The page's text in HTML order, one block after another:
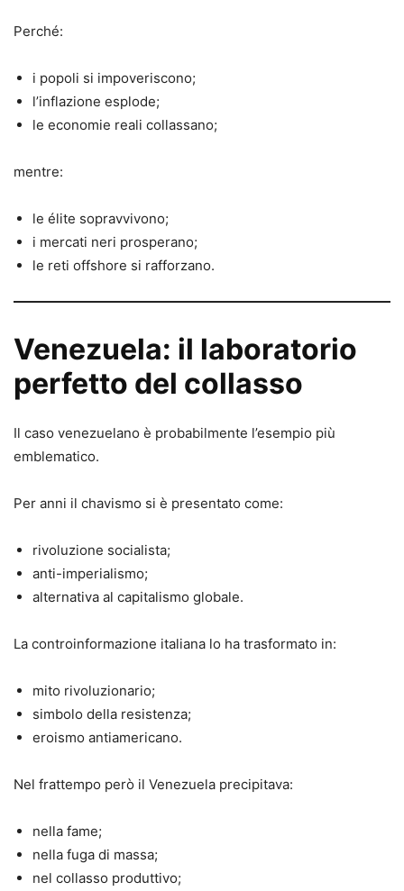
Perché:
i popoli si impoveriscono;
l’inflazione esplode;
le economie reali collassano;
mentre:
le élite sopravvivono;
i mercati neri prosperano;
le reti offshore si rafforzano.
Venezuela: il laboratorio
perfetto del collasso
Il caso venezuelano è probabilmente l’esempio più
emblematico.
Per anni il chavismo si è presentato come:
rivoluzione socialista;
anti-imperialismo;
alternativa al capitalismo globale.
La controinformazione italiana lo ha trasformato in:
mito rivoluzionario;
simbolo della resistenza;
eroismo antiamericano.
Nel frattempo però il Venezuela precipitava:
nella fame;
nella fuga di massa;
nel collasso produttivo;